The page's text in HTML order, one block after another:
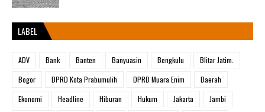
LABEL
ADV Bank Banten Banyuasin Bengkulu
Blitar Jatim.
Bogor
DPRD Kota Prabumulih DPRD Muara Enim
Daerah
Ekonomi
Headline Hiburan Hukum Jakarta
Jambi